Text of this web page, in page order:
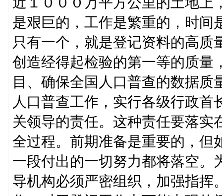
是艰巨的，工作是繁重的，时间
只有一个，就是登记资料的高
创造经得起检验的第一等的质量
目、确保全国人口普查的数据质
人口普查工作，实行各级行政
关领导的责任。这种责任要落实
全过程。前期准备是重要的，但
一段付出的一切努力都将落空。
导机构必须严密组织，加强指挥